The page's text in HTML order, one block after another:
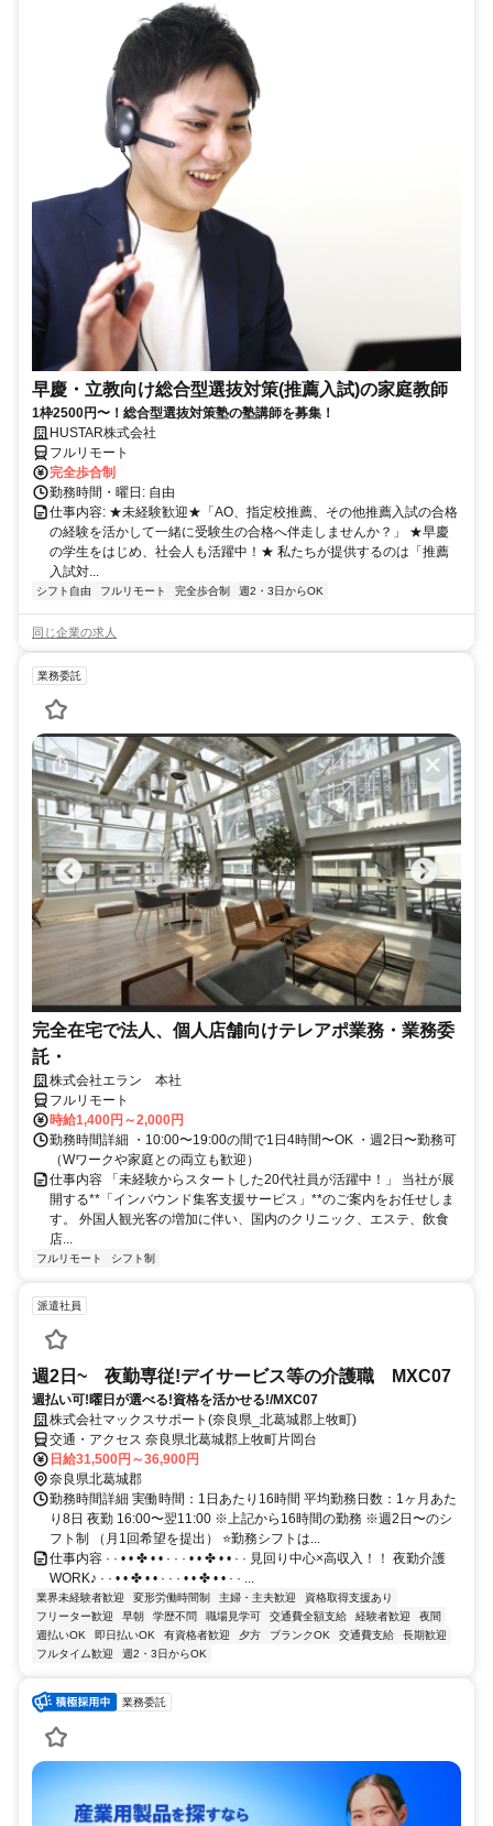
早慶・立教向け総合型選抜対策(推薦入試)の家庭教師
1枠2500円〜！総合型選抜対策塾の塾講師を募集！
HUSTAR株式会社
フルリモート
完全歩合制
勤務時間・曜日: 自由
仕事内容: ★未経験歓迎★「AO、指定校推薦、その他推薦入試の合格
の経験を活かして一緒に受験生の合格へ伴走しませんか？」 ★早慶
の学生をはじめ、社会人も活躍中！★ 私たちが提供するのは「推薦
入試対...
シフト自由 フルリモート 完全歩合制 週2・3日からOK
同じ企業の求人
業務委託
完全在宅で法人、個人店舗向けテレアポ業務・業務委
託・
株式会社エラン 本社
フルリモート
時給1,400円～2,000円
勤務時間詳細 ・10:00〜19:00の間で1日4時間〜OK ・週2日〜勤務可
（Wワークや家庭との両立も歓迎）
仕事内容 「未経験からスタートした20代社員が活躍中！」 当社が展
開する**「インバウンド集客支援サービス」**のご案内をお任せしま
す。 外国人観光客の増加に伴い、国内のクリニック、エステ、飲食
店...
フルリモート シフト制
派遣社員
週2日~ 夜勤専従!デイサービス等の介護職 MXC07
週払い可!曜日が選べる!資格を活かせる!/MXC07
株式会社マックスサポート(奈良県_北葛城郡上牧町)
交通・アクセス 奈良県北葛城郡上牧町片岡台
日給31,500円～36,900円
奈良県北葛城郡
勤務時間詳細 実働時間：1日あたり16時間 平均勤務日数：1ヶ月あた
り8日 夜勤 16:00〜翌11:00 ※上記から16時間の勤務 ※週2日〜のシ
フト制 （月1回希望を提出） ⭐勤務シフトは...
仕事内容 · · • • ✤ • • · · · • • ✤ • • · · 見回り中心×高収入！！ 夜勤介護
WORK♪ · · • • ✤ • • · · · • • ✤ • • · · ...
業界未経験者歓迎 変形労働時間制 主婦・主夫歓迎
資格取得支援あり
フリーター歓迎
早朝 学歴不問 職場見学可 交通費全額支給 経験者歓迎
夜間
週払いOK
即日払いOK 有資格者歓迎 夕方 ブランクOK 交通費支給
長期歓迎
フルタイム歓迎
週2・3日からOK
業務委託